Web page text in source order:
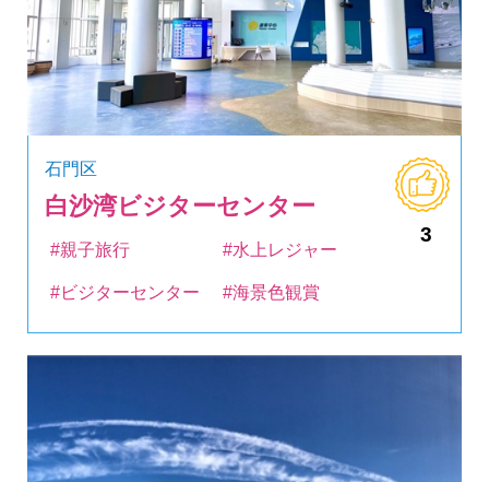
石門区
白沙湾ビジターセンター
3
#親子旅行 #水上レジャー
#ビジターセンター #海景色観賞